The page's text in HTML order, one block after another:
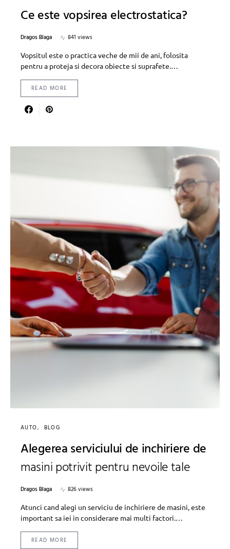
Ce este vopsirea electrostatica?
Dragos Blaga
841 views
Vopsitul este o practica veche de mii de ani, folosita
pentru a proteja si decora obiecte si suprafete.…
READ MORE
AUTO BLOG
Alegerea serviciului de inchiriere de
masini potrivit pentru nevoile tale
Dragos Blaga
826 views
Atunci cand alegi un serviciu de inchiriere de masini, este
important sa iei in considerare mai multi factori.…
READ MORE